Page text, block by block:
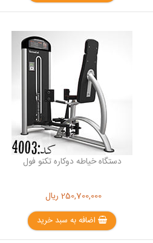
دستگاه خیاطه دوکاره تکنو فول
250,700,000 ریال
اضافه به سبد خرید